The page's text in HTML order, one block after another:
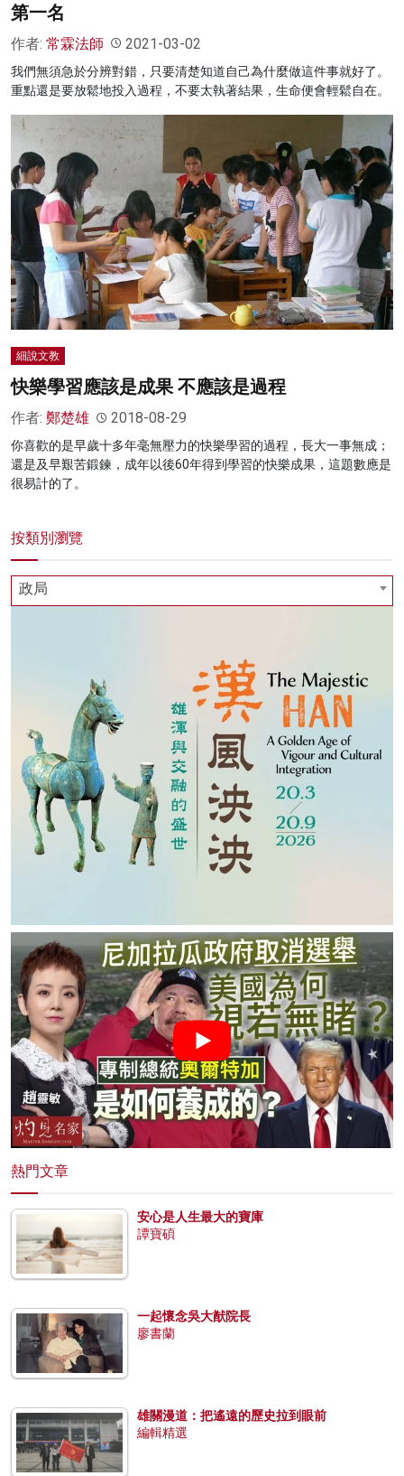
第一名
作者: 常霖法師 2021-03-02
我們無須急於分辨對錯，只要清楚知道自己為什麼做這件事就好了。
重點還是要放鬆地投入過程，不要太執著結果，生命便會輕鬆自在。
細說文教
快樂學習應該是成果 不應該是過程
作者: 鄭楚雄 2018-08-29
你喜歡的是早歲十多年毫無壓力的快樂學習的過程，長大一事無成；
還是及早艱苦鍛鍊，成年以後60年得到學習的快樂成果，這題數應是
很易計的了。
按類別瀏覽
政局
熱門文章
安心是人生最大的寶庫
譚寶碩
一起懷念吳大猷院長
廖書蘭
雄關漫道：把遙遠的歷史拉到眼前
編輯精選